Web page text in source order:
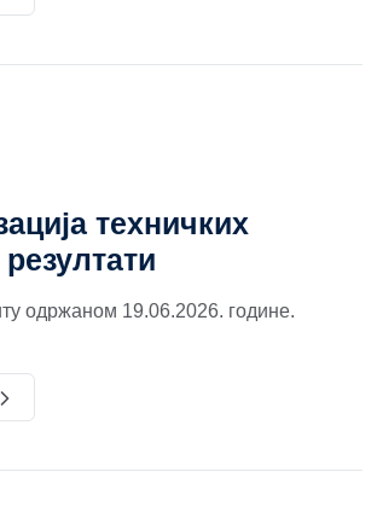
техничких
одржаном 19.06.2026. године.